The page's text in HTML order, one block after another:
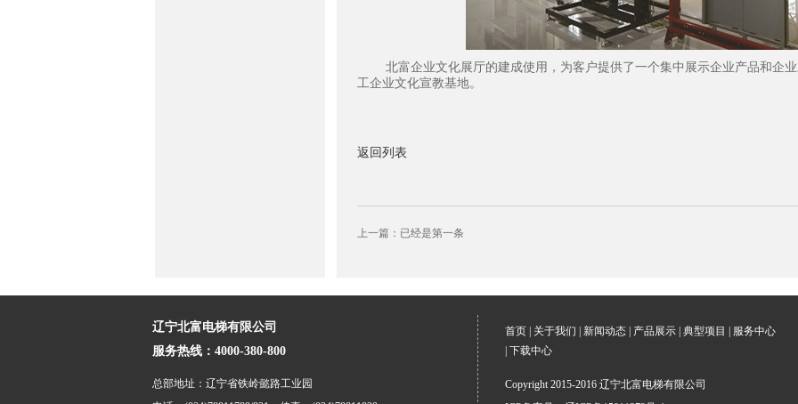
北富企业文化展厅的建成使用，为客户提供了一个集中展示企业产品和企
工企业文化宣教基地。
返回列表
上一篇：已经是第一条
辽宁北富电梯有限公司
服务热线：4000-380-800
总部地址：辽宁省铁岭懿路工业园
首页 关于我们 新闻动态 产品展示 典型项目
服务中心
下载中心
Copyright 2015-2016 辽宁北富电梯有限公司